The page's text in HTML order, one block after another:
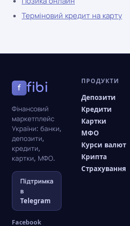
Терміновий кредит на карту
f fibi
Фінансовий
маркетплейс
України: банки,
депозити,
кредити,
картки, МФО.
Підтримка
в
Telegram
Facebook
ПРОДУКТИ
Депозити
Кредити
Картки
МФО
Курси валют
Крипта
Страхування